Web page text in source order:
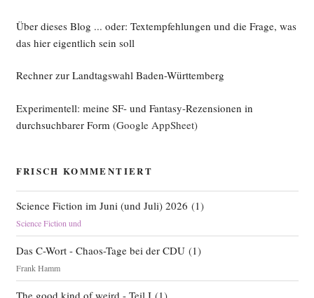
Über dieses Blog ... oder: Textempfehlungen und die Frage, was
das hier eigentlich sein soll
Rechner zur Landtagswahl Baden-Württemberg
Experimentell: meine SF- und Fantasy-Rezensionen in
durchsuchbarer Form (Google AppSheet)
FRISCH KOMMENTIERT
Science Fiction im Juni (und Juli) 2026 (1)
Science Fiction und
Das C-Wort - Chaos-Tage bei der CDU(1)
Frank Hamm
The good kind of weird - Teil I(1)